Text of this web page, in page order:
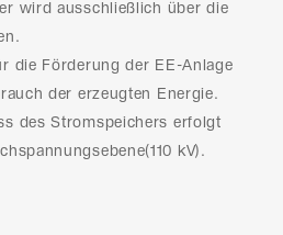
wird ausschließlich über die
die Förderung der EE-Anlage
der erzeugten Energie.
des Stromspeichers erfolgt
kV).